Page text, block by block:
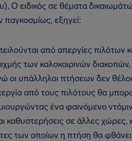
Ο ειδικός σε θέματα
εξηγεί:
από απεργίες
των καλοκαιρινών
οι υπάλληλοι πτήσεων δεν
από τους πιλότους θα
ένα φαινόμενο
καθυστερήσεις σε άλλες χώρες,
των οποίων η πτήση θα